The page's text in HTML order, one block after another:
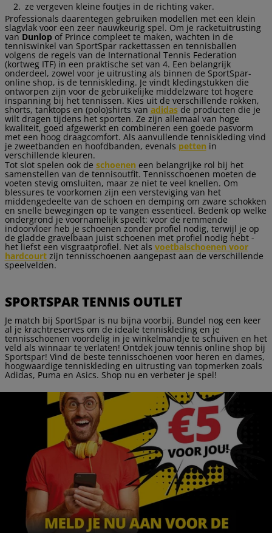
ze vergeven kleine foutjes in de richting vaker.
Professionals daarentegen gebruiken modellen met een klein
slagvlak voor een zeer nauwkeurig spel. Om je racketuitrusting
van Dunlopof Prince compleet te maken, wachten in de
tenniswinkel van SportSpar rackettassen en tennisballen
volgens de regels van de International Tennis Federation
(kortweg ITF) in een praktische set van 4. Een belangrijk
onderdeel, zowel voor je uitrusting als binnen de SportSpar-
online shop, is de tenniskleding. Je vindt kledingstukken die
ontworpen zijn voor de gebruikelijke middelzware tot hogere
inspanning bij het tennissen. Kies uit de verschillende rokken,
shorts, tanktops en (polo)shirts van adidasde producten die je
wilt dragen tijdens het sporten. Ze zijn allemaal van hoge
kwaliteit, goed afgewerkt en combineren een goede pasvorm
met een hoog draagcomfort. Als aanvullende tenniskleding vind
je zweetbanden en hoofdbanden, evenals petten in
verschillende kleuren.
Tot slot spelen ook de schoenen een belangrijke rol bij het
samenstellen van de tennisoutfit. Tennisschoenen moeten de
voeten stevig omsluiten, maar ze niet te veel knellen. Om
blessures te voorkomen zijn een versteviging van het
middengedeelte van de schoen en demping om zware schokken
en snelle bewegingen op te vangen essentieel. Bedenk op welke
ondergrond je voornamelijk speelt: voor de remmende
indoorvloer heb je schoenen zonder profiel nodig, terwijl je op
de gladde gravelbaan juist schoenen met profiel nodig hebt -
het liefst een visgraatprofiel. Net als voetbalschoenen voor
hardcourtzijn tennisschoenen aangepast aan de verschillende
speelvelden.
SPORTSPAR TENNIS OUTLET
Je match bij SportSpar is nu bijna voorbij. Bundel nog een keer
al je krachtreserves om de ideale tenniskleding en je
tennisschoenen voordelig in je winkelmandje te schuiven en het
veld als winnaar te verlaten! Ontdek jouw tennis online shop bij
Sportspar! Vind de beste tennisschoenen voor heren en dames,
hoogwaardige tenniskleding en uitrusting van topmerken zoals
Adidas, Puma en Asics. Shop nu en verbeter je spel!